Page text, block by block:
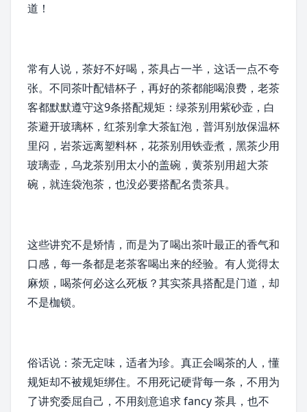
道！
常有人说，茶好不好喝，茶具占一半，这话一点不夸
张。不同茶叶配错杯子，再好的茶都能喝浪费，老茶
客都默默遵守这9条搭配规矩：绿茶别用紫砂壶，白
茶避开玻璃杯，红茶别拿大茶缸泡，普洱别放保温杯
里闷，岩茶远离塑料杯，花茶别用铁壶煮，黑茶少用
玻璃壶，乌龙茶别用太小的盖碗，黄茶别用超大茶
碗，就连袋泡茶，也没必要搭配名贵茶具。
这些讲究不是矫情，而是为了喝出茶叶最正的香气和
口感，每一条都是老茶客喝出来的经验。有人觉得太
麻烦，喝茶何必这么死板？其实茶具搭配是门道，却
不是枷锁。
俗话说：茶无定味，适者为珍。真正会喝茶的人，懂
规矩却不被规矩绑住。不用死记硬背每一条，不用为
了讲究委屈自己，不用刻意追求 fancy 茶具，也不